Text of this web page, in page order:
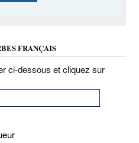
FRANÇAIS
ci-dessous et cliquez sur